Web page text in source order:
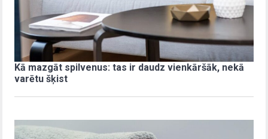
Kā mazgāt spilvenus: tas ir daudz vienkāršāk, nekā
varētu šķist